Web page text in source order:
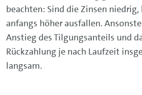
beachten: Sind die Zinsen
anfangs höher ausfallen.
Anstieg des Tilgungsanteils und
Rückzahlung je nach Laufzeit
langsam.